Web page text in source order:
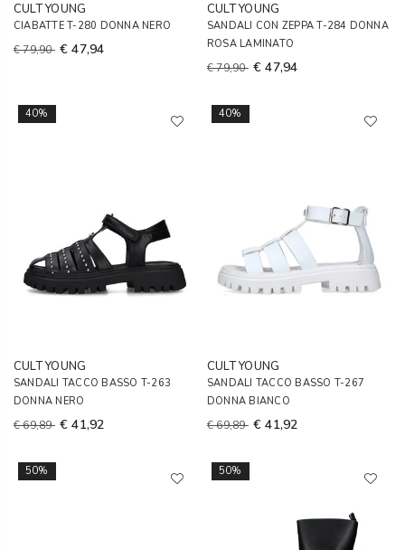
CULT YOUNG
CIABATTE T-280 DONNA NERO
€ 79,90 € 47,94
CULT YOUNG
SANDALI CON ZEPPA T-284 DONNA
ROSA LAMINATO
€ 79,90 € 47,94
40%
CULT YOUNG
SANDALI TACCO BASSO T-263
DONNA NERO
€ 69,89 € 41,92
40%
CULT YOUNG
SANDALI TACCO BASSO T-267
DONNA BIANCO
€ 69,89 € 41,92
50% 50%